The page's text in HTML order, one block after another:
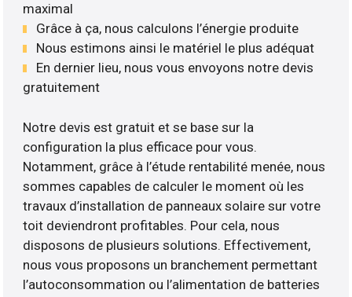
maximal
Grâce à ça, nous calculons l’énergie produite
Nous estimons ainsi le matériel le plus adéquat
En dernier lieu, nous vous envoyons notre devis
gratuitement
Notre devis est gratuit et se base sur la
configuration la plus efficace pour vous.
Notamment, grâce à l’étude rentabilité menée, nous
sommes capables de calculer le moment où les
travaux d’installation de panneaux solaire sur votre
toit deviendront profitables. Pour cela, nous
disposons de plusieurs solutions. Effectivement,
nous vous proposons un branchement permettant
l’autoconsommation ou l’alimentation de batteries